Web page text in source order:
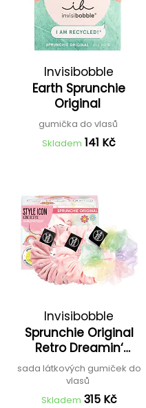
Invisibobble
Earth Sprunchie
Original
gumička do vlasů
Skladem 141 Kč
Invisibobble
Sprunchie Original
Retro Dreamin‘
Macaron
sada látkových gumiček do
vlasů
Skladem 315 Kč